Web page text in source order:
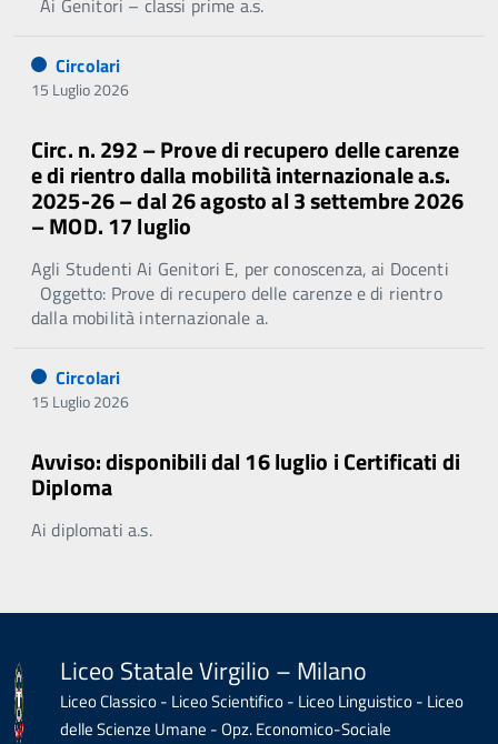
Ai Genitori – classi prime a.s.
Circolari
15 Luglio 2026
Circ. n. 292 – Prove di recupero delle carenze
e di rientro dalla mobilità internazionale a.s.
2025-26 – dal 26 agosto al 3 settembre 2026
– MOD. 17 luglio
Agli Studenti Ai Genitori E, per conoscenza, ai Docenti
Oggetto: Prove di recupero delle carenze e di rientro
dalla mobilità internazionale a.
Circolari
15 Luglio 2026
Avviso: disponibili dal 16 luglio i Certificati di
Diploma
Ai diplomati a.s.
Liceo Statale Virgilio – Milano
Liceo Classico - Liceo Scientifico - Liceo Linguistico - Liceo
delle Scienze Umane - Opz. Economico-Sociale